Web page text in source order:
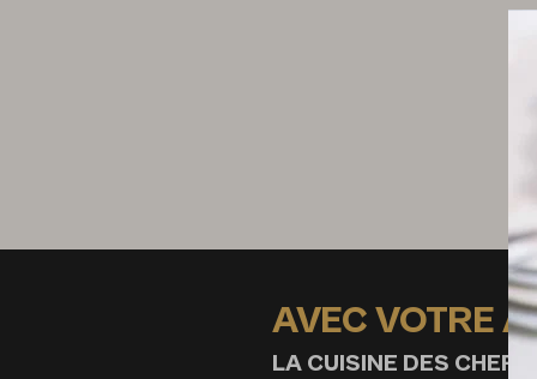
5 g de gingembre râpé
Dressage et finitions
AVEC VOTRE
LA CUISINE DES